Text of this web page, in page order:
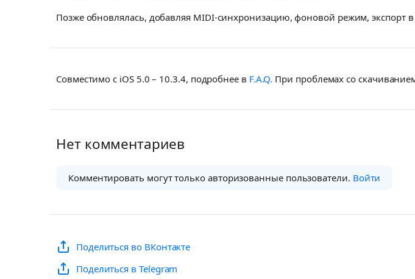
Позже обновлялась, добавляя MIDI‑синхронизацию, фоновой режим, экспорт
Совместимо с iOS 5.0 – 10.3.4, подробнее в F.A.Q. При проблемах со
Нет комментариев
Комментировать могут только авторизованные пользователи. Войти
Поделиться во ВКонтакте
Поделиться в Telegram